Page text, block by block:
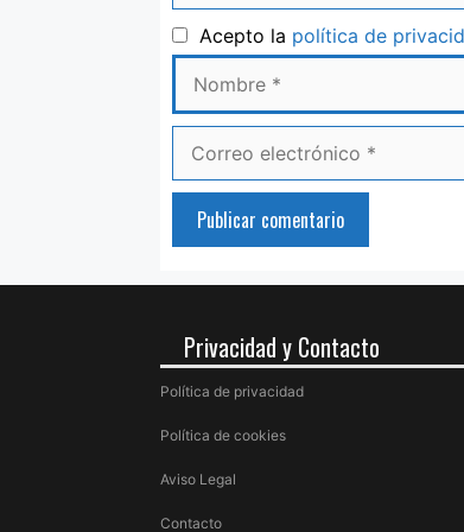
Acepto la política de
electrónico
Privacidad y Contacto
Política de privacidad
Política de cookies
Aviso Legal
Contacto